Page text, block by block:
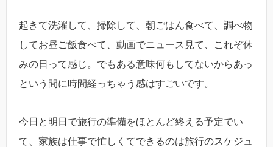
起きて洗濯して、掃除して、朝ごはん食べて、調べ物
してお昼ご飯食べて、動画でニュース見て、これぞ休
みの日って感じ。でもある意味何もしてないからあっ
という間に時間経っちゃう感はすごいです。
今日と明日で旅行の準備をほとんど終える予定でい
て、家族は仕事で忙しくてできるのは旅行のスケジュ